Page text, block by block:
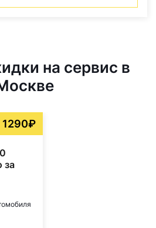
на сервис в
1290₽
за